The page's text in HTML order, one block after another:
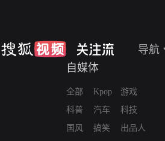
导航
自媒体
全部
科普
国风
Kpop
汽车
搞笑
游戏
科技
出品人